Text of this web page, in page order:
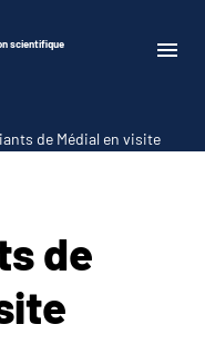
scientifique
de Médial en visite
de